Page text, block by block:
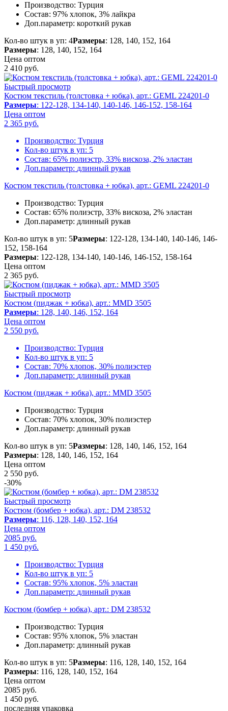
Производство: Турция
Состав: 97% хлопок, 3% лайкра
Доп.параметр: короткий рукав
Кол-во штук в уп: 4Размеры: 128, 140, 152, 164
Размеры: 128, 140, 152, 164
Цена оптом
2 410 руб.
Быстрый просмотр
Костюм текстиль (толстовка + юбка), арт.: GEML 224201-0
Размеры: 122-128, 134-140, 140-146, 146-152, 158-164
Цена оптом
2 365 руб.
Производство: Турция
Кол-во штук в уп: 5
Состав: 65% полиэстр, 33% вискоза, 2% эластан
Доп.параметр: длинный рукав
Костюм текстиль (толстовка + юбка), арт.: GEML 224201-0
Производство: Турция
Состав: 65% полиэстр, 33% вискоза, 2% эластан
Доп.параметр: длинный рукав
Кол-во штук в уп: 5Размеры: 122-128, 134-140, 140-146, 146-
152, 158-164
Размеры: 122-128, 134-140, 140-146, 146-152, 158-164
Цена оптом
2 365 руб.
Быстрый просмотр
Костюм (пиджак + юбка), арт.: MMD 3505
Размеры: 128, 140, 146, 152, 164
Цена оптом
2 550 руб.
Производство: Турция
Кол-во штук в уп: 5
Состав: 70% хлопок, 30% полиэстер
Доп.параметр: длинный рукав
Костюм (пиджак + юбка), арт.: MMD 3505
Производство: Турция
Состав: 70% хлопок, 30% полиэстер
Доп.параметр: длинный рукав
Кол-во штук в уп: 5Размеры: 128, 140, 146, 152, 164
Размеры: 128, 140, 146, 152, 164
Цена оптом
2 550 руб.
-30%
Быстрый просмотр
Костюм (бомбер + юбка), арт.: DM 238532
Размеры: 116, 128, 140, 152, 164
Цена оптом
2085 руб.
1 450 руб.
Производство: Турция
Кол-во штук в уп: 5
Состав: 95% хлопок, 5% эластан
Доп.параметр: длинный рукав
Костюм (бомбер + юбка), арт.: DM 238532
Производство: Турция
Состав: 95% хлопок, 5% эластан
Доп.параметр: длинный рукав
Кол-во штук в уп: 5Размеры: 116, 128, 140, 152, 164
Размеры: 116, 128, 140, 152, 164
Цена оптом
2085 руб.
1 450 руб.
последняя упаковка